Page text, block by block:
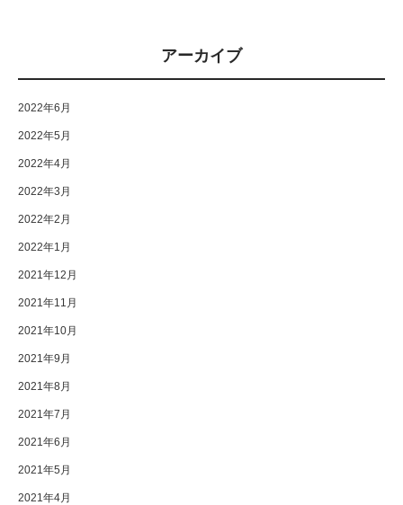
アーカイブ
2022年6月
2022年5月
2022年4月
2022年3月
2022年2月
2022年1月
2021年12月
2021年11月
2021年10月
2021年9月
2021年8月
2021年7月
2021年6月
2021年5月
2021年4月